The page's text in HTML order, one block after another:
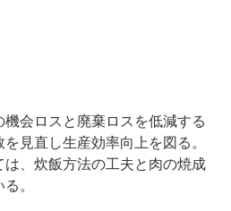
会ロスと廃棄ロスを低減する
見直し生産効率向上を図る。
、炊飯方法の工夫と肉の焼成
。